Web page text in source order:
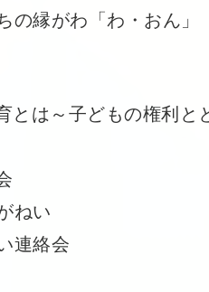
の縁がわ「わ・おん」
は～子どもの権利と
ねい
連絡会